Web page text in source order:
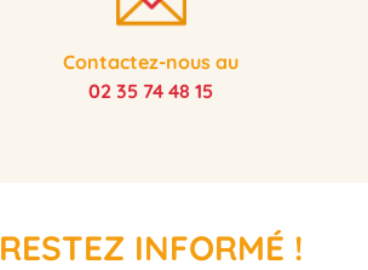
Contactez-nous au
02 35 74 48 15
RESTEZ INFORMÉ !